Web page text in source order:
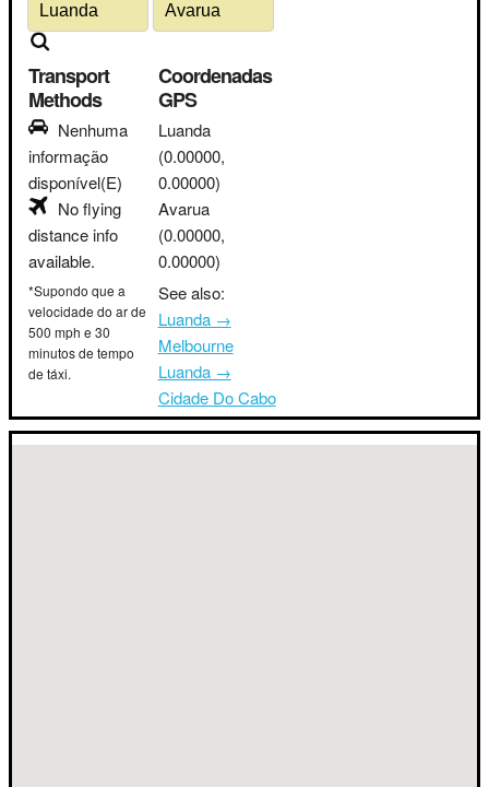
Transport
Methods
Nenhuma
informação
disponível(E)
No flying
distance info
available.
*Supondo que a
velocidade do ar de
500 mph e 30
minutos de tempo
de táxi.
Coordenadas
GPS
Luanda
(0.00000,
0.00000)
Avarua
(0.00000,
0.00000)
See also:
Luanda →
Melbourne
Luanda →
Cidade Do Cabo